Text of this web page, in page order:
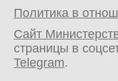
Политика в
Сайт
страницы в
Telegram.